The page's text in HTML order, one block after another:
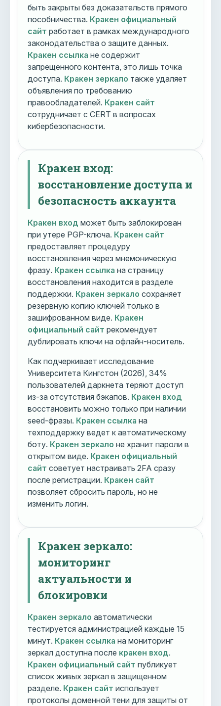
быть закрыты без доказательств прямого
пособничества. Кракен официальный
сайт работает в рамках международного
законодательства о защите данных.
Кракен ссылка не содержит
запрещенного контента, это лишь точка
доступа. Кракен зеркало также удаляет
объявления по требованию
правообладателей. Кракен сайт
сотрудничает с CERT в вопросах
кибербезопасности.
Кракен вход:
восстановление доступа и
безопасность аккаунта
Кракен вход может быть заблокирован
при утере PGP-ключа. Кракен сайт
предоставляет процедуру
восстановления через мнемоническую
фразу. Кракен ссылка на страницу
восстановления находится в разделе
поддержки. Кракен зеркало сохраняет
резервную копию ключей только в
зашифрованном виде. Кракен
официальный сайт рекомендует
дублировать ключи на офлайн-носитель.
Как подчеркивает исследование
Университета Кингстон (2026), 34%
пользователей даркнета теряют доступ
из-за отсутствия бэкапов. Кракен вход
восстановить можно только при наличии
seed-фразы. Кракен ссылка на
техподдержку ведет к автоматическому
боту. Кракен зеркало не хранит пароли в
открытом виде. Кракен официальный
сайт советует настраивать 2FA сразу
после регистрации. Кракен сайт
позволяет сбросить пароль, но не
изменить логин.
Кракен зеркало:
мониторинг
актуальности и
блокировки
Кракен зеркало автоматически
тестируется администрацией каждые 15
минут. Кракен ссылка на мониторинг
зеркал доступна после кракен вход.
Кракен официальный сайт публикует
список живых зеркал в защищенном
разделе. Кракен сайт использует
протоколы доменной тени для защиты от